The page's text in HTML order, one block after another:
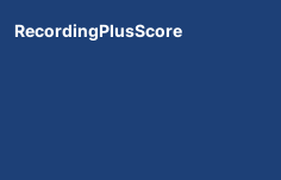
RecordingPlusScore